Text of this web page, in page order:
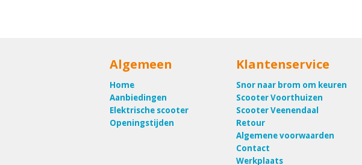
Algemeen
Home
Aanbiedingen
Elektrische scooter
Openingstijden
Klantenservice
Snor naar brom om keuren
Scooter Voorthuizen
Scooter Veenendaal
Retour
Algemene voorwaarden
Contact
Werkplaats